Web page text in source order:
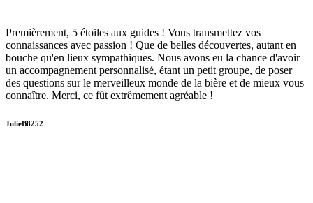
Premièrement, 5 étoiles aux guides ! Vous transmettez vos
connaissances avec passion ! Que de belles découvertes, autant en
bouche qu'en lieux sympathiques. Nous avons eu la chance d'avoir
un accompagnement personnalisé, étant un petit groupe, de poser
des questions sur le merveilleux monde de la bière et de mieux vous
connaître. Merci, ce fût extrêmement agréable !
JulieB8252